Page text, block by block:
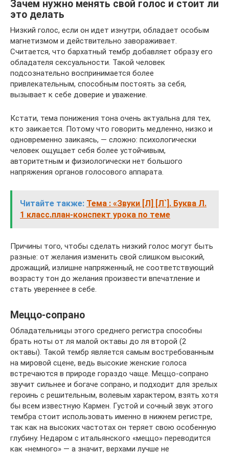
Зачем нужно менять свой голос и стоит ли
это делать
Низкий голос, если он идет изнутри, обладает особым
магнетизмом и действительно завораживает.
Считается, что бархатный тембр добавляет образу его
обладателя сексуальности. Такой человек
подсознательно воспринимается более
привлекательным, способным постоять за себя,
вызывает к себе доверие и уважение.
Кстати, тема понижения тона очень актуальна для тех,
кто заикается. Потому что говорить медленно, низко и
одновременно заикаясь, — сложно: психологически
человек ощущает себя более устойчивым,
авторитетным и физиологически нет большого
напряжения органов голосового аппарата.
Читайте также: Тема : «Звуки [Л] [Л`]. Буква Л.
1 класс.план-конспект урока по теме
Причины того, чтобы сделать низкий голос могут быть
разные: от желания изменить свой слишком высокий,
дрожащий, излишне напряженный, не соответствующий
возрасту тон до желания произвести впечатление и
стать увереннее в себе.
Меццо-сопрано
Обладательницы этого среднего регистра способны
брать ноты от ля малой октавы до ля второй (2
октавы). Такой тембр является самым востребованным
на мировой сцене, ведь высокие женские голоса
встречаются в природе гораздо чаще. Меццо-сопрано
звучит сильнее и богаче сопрано, и подходит для зрелых
героинь с решительным, волевым характером, взять хотя
бы всем известную Кармен. Густой и сочный звук этого
тембра стоит использовать именно в нижнем регистре,
так как на высоких частотах он теряет свою особенную
глубину. Недаром с итальянского «меццо» переводится
как «немного» — а значит, верхами лучше не